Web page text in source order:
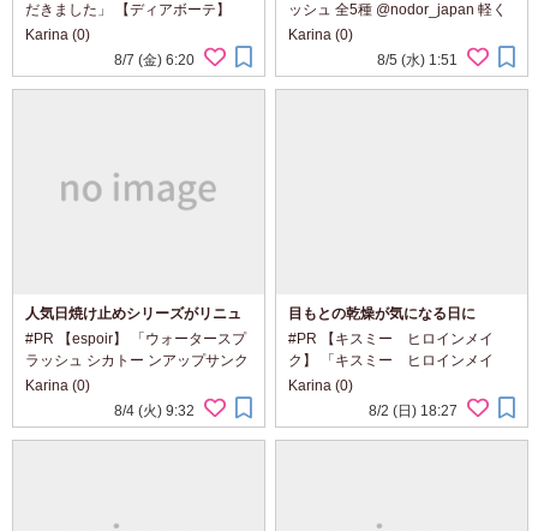
だきました」 【ディアボーテ】
「オイルインシャンプー／コンデ
ィショナー(リッチ＆リペア)」
@dearbeautehimawari_kracie 髪
Karina (0)
8/7 (金) 6:20
ッシュ 全5種 @nodor_japan 軽く
て、持ち運びに便利な固形マウス
ウォッシュ。 外出先でも手軽に使
える、 新感覚のオーラルケアアイ
Karina (0)
8/5 (水) 1:51
人気日焼け止めシリーズがリニュ
ーアル
#PR 【espoir】 「ウォータースプ
ラッシュ シカトー ンアップサンク
リーム」 「日焼け止めクリーム4
種」 ・ウォータースプラッシュ セ
ラミド ・ウォータースプラッシュ
Karina (0)
8/4 (火) 9:32
目もとの乾燥が気になる日に
#PR 【キスミー ヒロインメイ
ク】 「キスミー ヒロインメイ
ク アイエステクリーム」
@heroinemake 目もとの乾燥が気
になる日に取り入れたい、 濃密*1
Karina (0)
8/2 (日) 18:27